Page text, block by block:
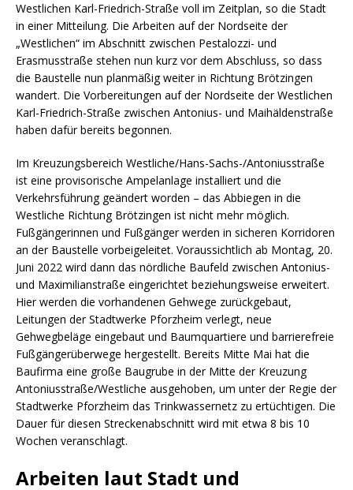
Westlichen Karl-Friedrich-Straße voll im Zeitplan, so die Stadt
in einer Mitteilung. Die Arbeiten auf der Nordseite der
„Westlichen“ im Abschnitt zwischen Pestalozzi- und
Erasmusstraße stehen nun kurz vor dem Abschluss, so dass
die Baustelle nun planmäßig weiter in Richtung Brötzingen
wandert. Die Vorbereitungen auf der Nordseite der Westlichen
Karl-Friedrich-Straße zwischen Antonius- und Maihäldenstraße
haben dafür bereits begonnen.
Im Kreuzungsbereich Westliche/Hans-Sachs-/Antoniusstraße
ist eine provisorische Ampelanlage installiert und die
Verkehrsführung geändert worden – das Abbiegen in die
Westliche Richtung Brötzingen ist nicht mehr möglich.
Fußgängerinnen und Fußgänger werden in sicheren Korridoren
an der Baustelle vorbeigeleitet. Voraussichtlich ab Montag, 20.
Juni 2022 wird dann das nördliche Baufeld zwischen Antonius-
und Maximilianstraße eingerichtet beziehungsweise erweitert.
Hier werden die vorhandenen Gehwege zurückgebaut,
Leitungen der Stadtwerke Pforzheim verlegt, neue
Gehwegbeläge eingebaut und Baumquartiere und barrierefreie
Fußgängerüberwege hergestellt. Bereits Mitte Mai hat die
Baufirma eine große Baugrube in der Mitte der Kreuzung
Antoniusstraße/Westliche ausgehoben, um unter der Regie der
Stadtwerke Pforzheim das Trinkwassernetz zu ertüchtigen. Die
Dauer für diesen Streckenabschnitt wird mit etwa 8 bis 10
Wochen veranschlagt.
Arbeiten laut Stadt und